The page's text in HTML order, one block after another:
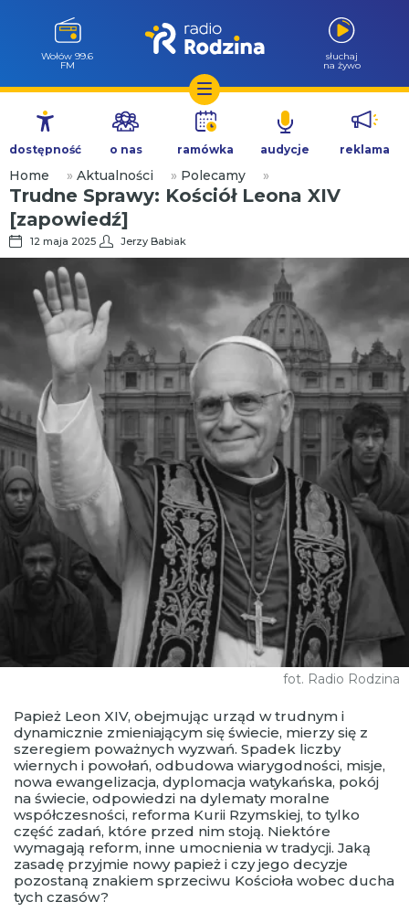
Przejdź
treści
Wołów 99.6
FM
słuchaj
na żywo
dostępność o nas ramówka audycje reklama
Home » Aktualności » Polecamy »
Trudne Sprawy: Kościół Leona XIV
[zapowiedź]
12 maja 2025 Jerzy Babiak
fot. Radio Rodzina
Papież Leon XIV, obejmując urząd w trudnym i
dynamicznie zmieniającym się świecie, mierzy się z
szeregiem poważnych wyzwań. Spadek liczby
wiernych i powołań, odbudowa wiarygodności, misje,
nowa ewangelizacja, dyplomacja watykańska, pokój
na świecie, odpowiedzi na dylematy moralne
współczesności, reforma Kurii Rzymskiej, to tylko
część zadań, które przed nim stoją. Niektóre
wymagają reform, inne umocnienia w tradycji. Jaką
zasadę przyjmie nowy papież i czy jego decyzje
pozostaną znakiem sprzeciwu Kościoła wobec ducha
tych czasów?